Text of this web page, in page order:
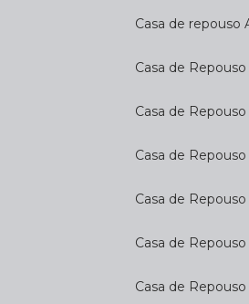
Casa de
Casa de
Casa de
Casa de
Casa de
Casa de
Casa de